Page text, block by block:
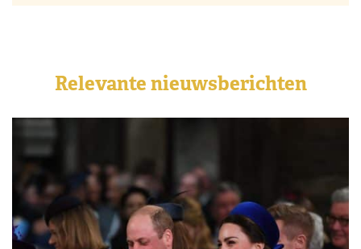
Relevante nieuwsberichten